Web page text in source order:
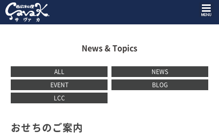
News & Topics
ALL
NEWS
EVENT
BLOG
LCC
おせちのご案内